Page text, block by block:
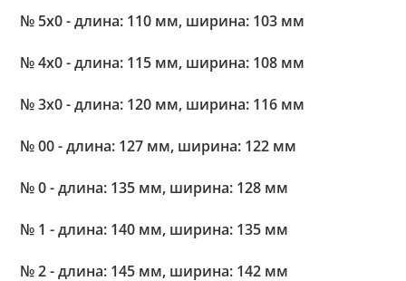
№ 5x0 - длина: 110 мм, ширина: 103 мм
№ 4x0 - длина: 115 мм, ширина: 108 мм
№ 3x0 - длина: 120 мм, ширина: 116 мм
№ 00 - длина: 127 мм, ширина: 122 мм
№ 0 - длина: 135 мм, ширина: 128 мм
№ 1 - длина: 140 мм, ширина: 135 мм
№ 2 - длина: 145 мм, ширина: 142 мм